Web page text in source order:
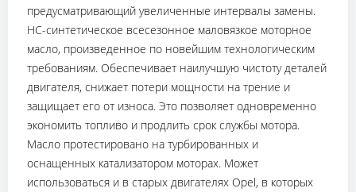
предусматривающий увеличенные интервалы замены.
HC-синтетическое всесезонное маловязкое моторное
масло, произведенное по новейшим технологическим
требованиям. Обеспечивает наилучшую чистоту деталей
двигателя, снижает потери мощности на трение и
защищает его от износа. Это позволяет одновременно
экономить топливо и продлить срок службы мотора.
Масло протестировано на турбированных и
оснащенных катализатором моторах. Может
использоваться и в старых двигателях Opel, в которых